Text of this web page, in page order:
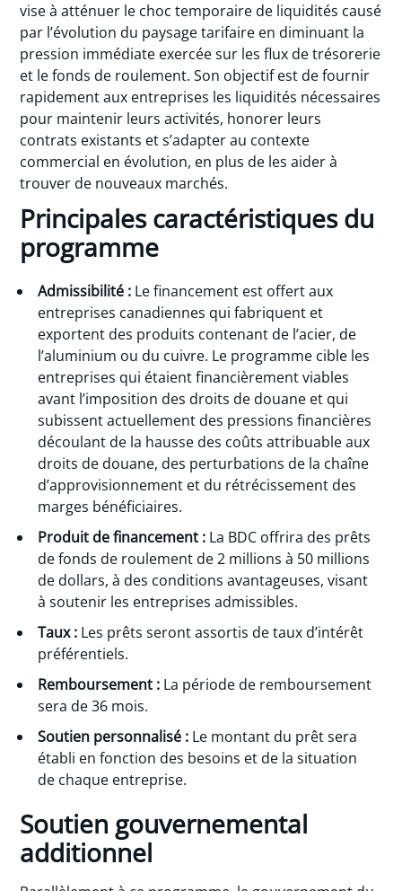
vise à atténuer le choc temporaire de liquidités causé
par l’évolution du paysage tarifaire en diminuant la
pression immédiate exercée sur les flux de trésorerie
et le fonds de roulement. Son objectif est de fournir
rapidement aux entreprises les liquidités nécessaires
pour maintenir leurs activités, honorer leurs
contrats existants et s’adapter au contexte
commercial en évolution, en plus de les aider à
trouver de nouveaux marchés.
Principales caractéristiques du
programme
Admissibilité : Le financement est offert aux
entreprises canadiennes qui fabriquent et
exportent des produits contenant de l’acier, de
l’aluminium ou du cuivre. Le programme cible les
entreprises qui étaient financièrement viables
avant l’imposition des droits de douane et qui
subissent actuellement des pressions financières
découlant de la hausse des coûts attribuable aux
droits de douane, des perturbations de la chaîne
d’approvisionnement et du rétrécissement des
marges bénéficiaires.
Produit de financement : La BDC offrira des prêts
de fonds de roulement de 2 millions à 50 millions
de dollars, à des conditions avantageuses, visant
à soutenir les entreprises admissibles.
Taux : Les prêts seront assortis de taux d’intérêt
préférentiels.
Remboursement : La période de remboursement
sera de 36 mois.
Soutien personnalisé : Le montant du prêt sera
établi en fonction des besoins et de la situation
de chaque entreprise.
Soutien gouvernemental
additionnel